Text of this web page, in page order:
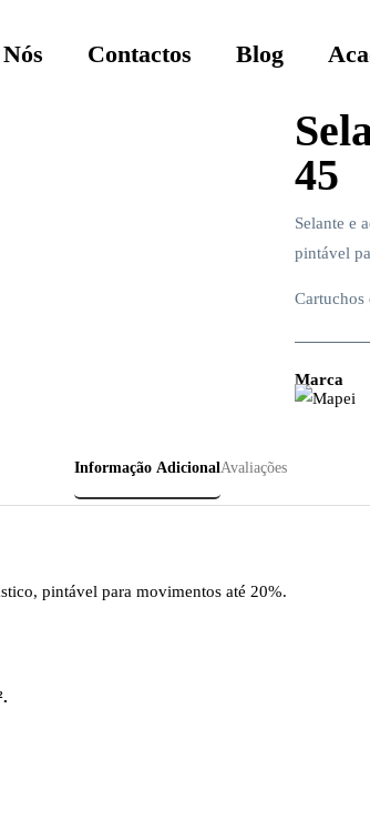
Contactos Blog
45
Selante e
pintável
Marca
Informação Adicional Avaliações
pintável para movimentos até 20%.